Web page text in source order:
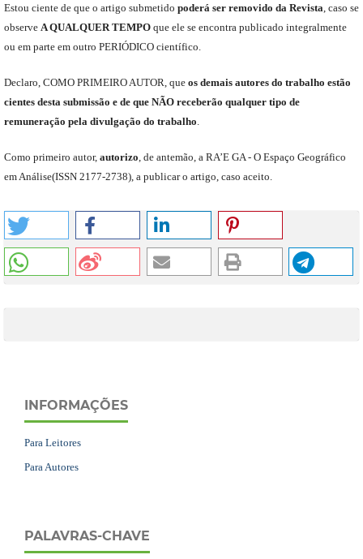
Estou ciente de que o artigo submetido poderá ser removido da Revista caso se
observe A QUALQUER TEMPOque elese encontra publicado integralmente
ou em parte em outro PERIÓDICOcientífico.
Declaro COMO PRIMEIRO AUTOR que os demais autores do trabalho estão
cientes desta submissão e de que NÃOreceberão qualquer tipo de
remuneração pela divulgação do trabalho
Como primeiro autor, autorizo de antemão, a RA’E GA - O Espaço Geográfico
em Análise(ISSN 2177-2738), a publicar o artigo, caso aceito.
INFORMAÇÕES
Para Leitores
Para Autores
PALAVRAS-CHAVE